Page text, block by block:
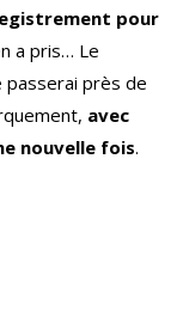
pour
a pris… Le
près de
avec
nouvelle fois.